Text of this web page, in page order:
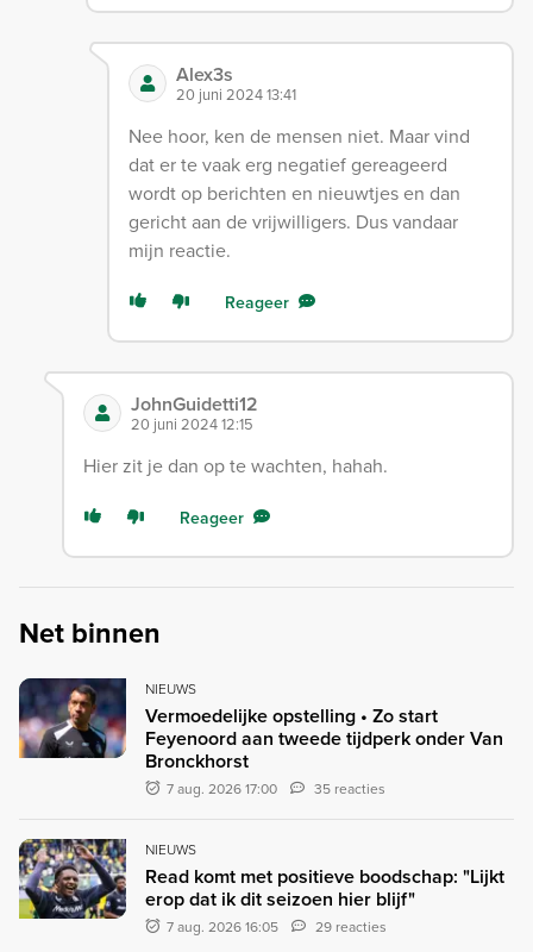
Alex3s
20 juni 2024 13:41
Nee hoor, ken de mensen niet. Maar vind
dat er te vaak erg negatief gereageerd
wordt op berichten en nieuwtjes en dan
gericht aan de vrijwilligers. Dus vandaar
mijn reactie.
Reageer
JohnGuidetti12
20 juni 2024 12:15
Hier zit je dan op te wachten, hahah.
Reageer
Net binnen
NIEUWS
Vermoedelijke opstelling • Zo start
Feyenoord aan tweede tijdperk onder Van
Bronckhorst
7 aug. 2026 17:00 35 reacties
NIEUWS
Read komt met positieve boodschap: "Lijkt
erop dat ik dit seizoen hier blijf"
7 aug. 2026 16:05 29 reacties